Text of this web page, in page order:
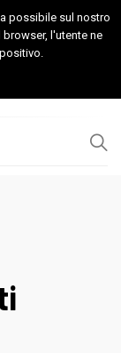
Capitanata
possibile sul nostro
l'utente ne